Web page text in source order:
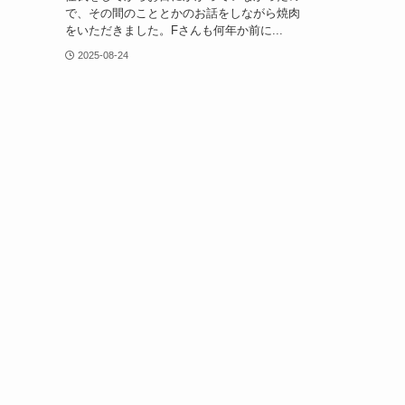
で、その間のこととかのお話をしながら焼肉
をいただきました。Fさんも何年か前に...
2025-08-24